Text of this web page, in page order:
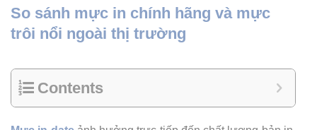
So sánh mực in chính hãng và mực
trôi nổi ngoài thị trường
Contents